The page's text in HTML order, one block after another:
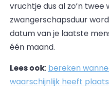
vruchtje dus al zo’n twee
zwangerschapsduur
datum van je laatste
één maand.
Lees ook: bereken
waarschijnlijk heeft